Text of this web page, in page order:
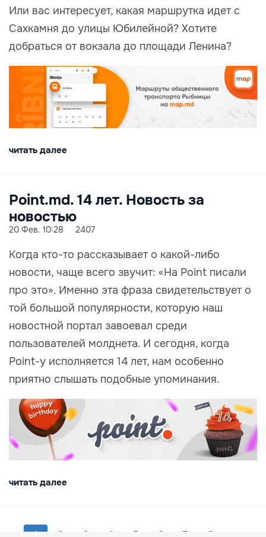
Или вас интересует, какая маршрутка идет с
Сахкамня до улицы Юбилейной? Хотите
добраться от вокзала до площади Ленина?
читать далее
Point.md. 14 лет. Новость за
новостью
20 Фев. 10:28 2407
Когда кто-то рассказывает о какой-либо
новости, чаще всего звучит: «На Point писали
про это». Именно эта фраза свидетельствует о
той большой популярности, которую наш
новостной портал завоевал среди
пользователей молднета. И сегодня, когда
Point-у исполняется 14 лет, нам особенно
приятно слышать подобные упоминания.
читать далее
1 2 3 4 5 6 7 8